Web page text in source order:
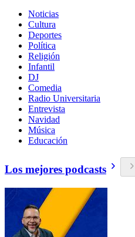
Noticias
Cultura
Deportes
Política
Religión
Infantil
DJ
Comedia
Radio Universitaria
Entrevista
Navidad
Música
Educación
Los mejores podcasts